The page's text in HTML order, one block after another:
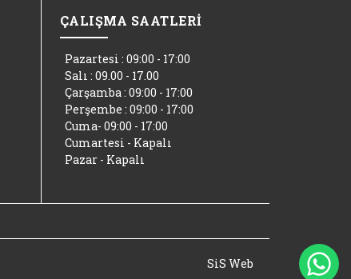
ÇALIŞMA SAATLERİ
Pazartesi : 09:00 - 17:00
Salı : 09.00 - 17.00
Çarşamba : 09:00 - 17:00
Perşembe : 09:00 - 17:00
Cuma- 09:00 - 17:00
Cumartesi - Kapalı
Pazar - Kapalı
SiS Web